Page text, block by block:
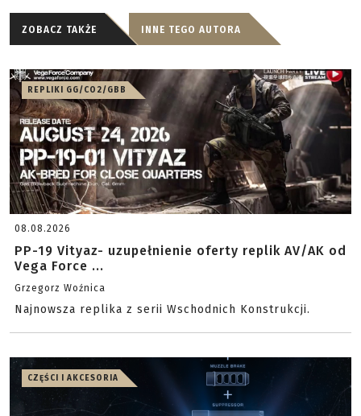
ZOBACZ TAKŻE INNE TEGO AUTORA
REPLIKI GG/CO2/GBB
08.08.2026
PP-19 Vityaz- uzupełnienie oferty replik AV/AK od
Vega Force ...
Grzegorz Woźnica
Najnowsza replika z serii Wschodnich Konstrukcji.
CZĘŚCI I AKCESORIA